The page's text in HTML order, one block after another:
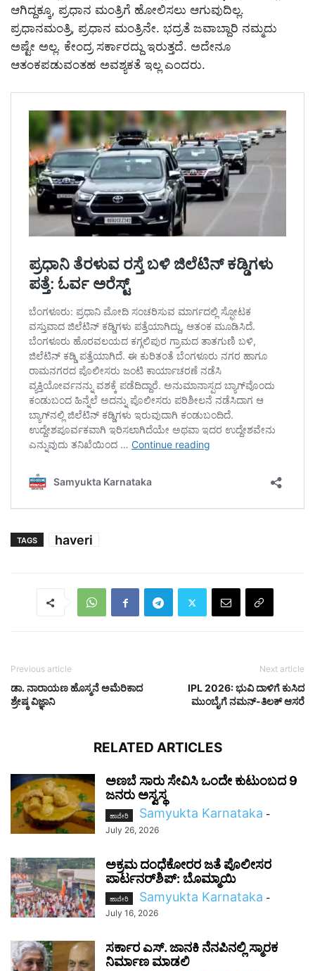
ಆಗಿದ್ದಕ್ಕೂ, ಪ್ರಧಾನ ಮಂತ್ರಿಗೆ ಹೋಲಿಸಲು ಆಗುವುದಿಲ್ಲ.
ಪ್ರಧಾನಮಂತ್ರಿ, ಪ್ರಧಾನ ಮಂತ್ರಿನೇ. ಭದ್ರತೆ ಜವಾಬ್ದಾರಿ ನಮ್ಮದು
ಅಷ್ಟೇ ಅಲ್ಲ. ಕೇಂದ್ರ ಸರ್ಕಾರದ್ದು ಇರುತ್ತದೆ. ಅದೇನೂ
ಆತಂಕಪಡುವಂತಹ ಅವಶ್ಯಕತೆ ಇಲ್ಲ ಎಂದರು.
TAGS haveri
Previous article
ಡಾ. ನಾರಾಯಣ ಹೊಸ್ಮನೆ ಅಮೆರಿಕಾದ
ಶ್ರೇಷ್ಠ ವಿಜ್ಞಾನಿ
Next article
IPL 2026: ಭುವಿ ದಾಳಿಗೆ ಕುಸಿದ
ಮುಂಬೈಗೆ ನಮನ್‌-ತಿಲಕ್‌ ಆಸರೆ
RELATED ARTICLES
ಅಣಬೆ ಸಾರು ಸೇವಿಸಿ ಒಂದೇ ಕುಟುಂಬದ 9
ಜನರು ಅಸ್ವಸ್ಥ
ಹಾವೇರಿ Samyukta Karnataka -
July 26, 2026
ಅಕ್ರಮ ದಂಧೆಕೋರರ ಜತೆ ಪೊಲೀಸರ
ಪಾರ್ಟನರ್‌ಶಿಪ್: ಬೊಮ್ಮಾಯಿ
ಹಾವೇರಿ Samyukta Karnataka -
July 16, 2026
ಸರ್ಕಾರ ಎಸ್. ಜಾನಕಿ ನೆನಪಿನಲ್ಲಿ ಸ್ಮಾರಕ
ನಿರ್ಮಾಣ ಮಾಡಲಿ